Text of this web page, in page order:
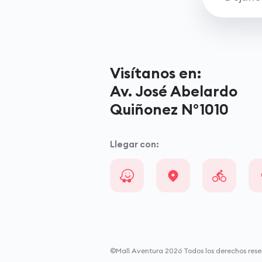
Visítanos en:
Av. José Abelardo
Quiñonez N°1010
Llegar con:
©Mall Aventura 2026 Todos los derechos